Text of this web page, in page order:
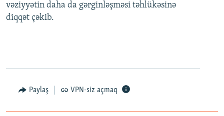
vəziyyətin daha da gərginləşməsi təhlükəsinə
diqqət çəkib.
Paylaş VPN-siz açmaq